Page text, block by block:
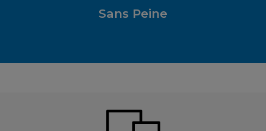
Sans Peine